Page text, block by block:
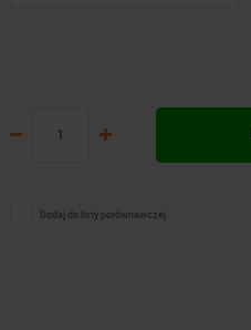
Dodaj do listy porównawczej